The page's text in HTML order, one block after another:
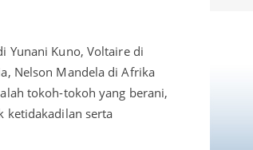
Yunani Kuno, Voltaire di
Nelson Mandela di Afrika
tokoh-tokoh yang berani,
ketidakadilan serta